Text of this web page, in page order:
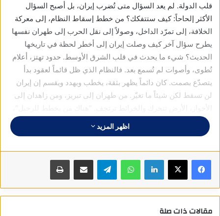
قلب الدولة. لم يعد السؤال متى تُضرب إيران، بل أصبح السؤال
الأكثر إلحاحاً: كيف ستتفكك؟ من خطط إسقاط النظام، إلى معركة
الخلافة، إلى تمرّد الداخل، وصولاً إلى نقل الحرب إلى طهران نفسها
يطرح سؤال آخر كيف وصلت إيران إلى أخطر لحظة في تاريخها
الحديث؟ شيء ما يحدث في قلب الشرق الأوسط. حدود تهتز، أعلام
تُطوى، وأصوات لم تُسمع بعد. فالنظام الذي ظل قائماً لعقود بدأ
يتصدّع بصمت. كان دائماً يظهر بثقة، يخطب ويهدد ويقسم إن إيران
لن تسقط لكن شيئاً ما تغيّر. من طهران إلى تبريز، ومن زاهدان إلى
الأحواز، الأرض تتحرك والخرائط ترتجف. “هناك من يخطط للرحيل”،
وهناك من ينتظر إنهياراً لم يكن يجرؤ على تخيّله. هل إنتهى زمن
الجمهورية الإسلامية؟ وهل إقتربت اللحظة التي لا يريد النظام
إندلع صراع غير مسبوق بين إيران وإسرائيل. الطائرات المُسيّرة،
الصواريخ الدقيقة، والإنفجارات التي هزّت طهران أولاً ثم تل أبيب،
تكن مجرد حرب، بل بداية زلزال سياسي قد يُسقط إحدى أكثر الدول
إثارة للجدل في الشرق الأوسط. في هذا المشهد، يُطرح السيناريو
اظهر المزيد
فيسبوك X لينكدإن واتساب تيلقرام مشاركة عبر البريد طباعة
مقالات ذات صلة